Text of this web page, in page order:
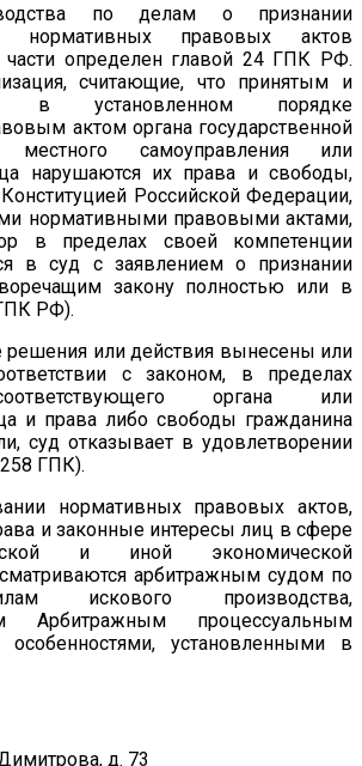
по делам о признании
нормативных правовых актов
определен главой 24 ГПК РФ.
считающие, что принятым и
в установленном порядке
актом органа государственной
местного самоуправления или
нарушаются их права и свободы,
Российской Федерации,
нормативными правовыми актами,
в пределах своей компетенции
в суд с заявлением о признании
закону полностью или в
РФ).
или действия вынесены или
с законом, в пределах
органа или
и права либо свободы гражданина
суд отказывает в удовлетворении
258 ГПК).
нормативных правовых актов,
и законные интересы лиц в сфере
и иной экономической
арбитражным судом по
искового производства,
Арбитражным процессуальным
установленными в
д. 73